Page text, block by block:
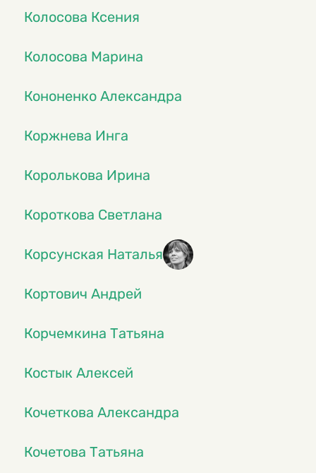
Колосова Ксения
Колосова Марина
Кононенко Александра
Коржнева Инга
Королькова Ирина
Короткова Светлана
Корсунская Наталья
Кортович Андрей
Корчемкина Татьяна
Костык Алексей
Кочеткова Александра
Кочетова Татьяна